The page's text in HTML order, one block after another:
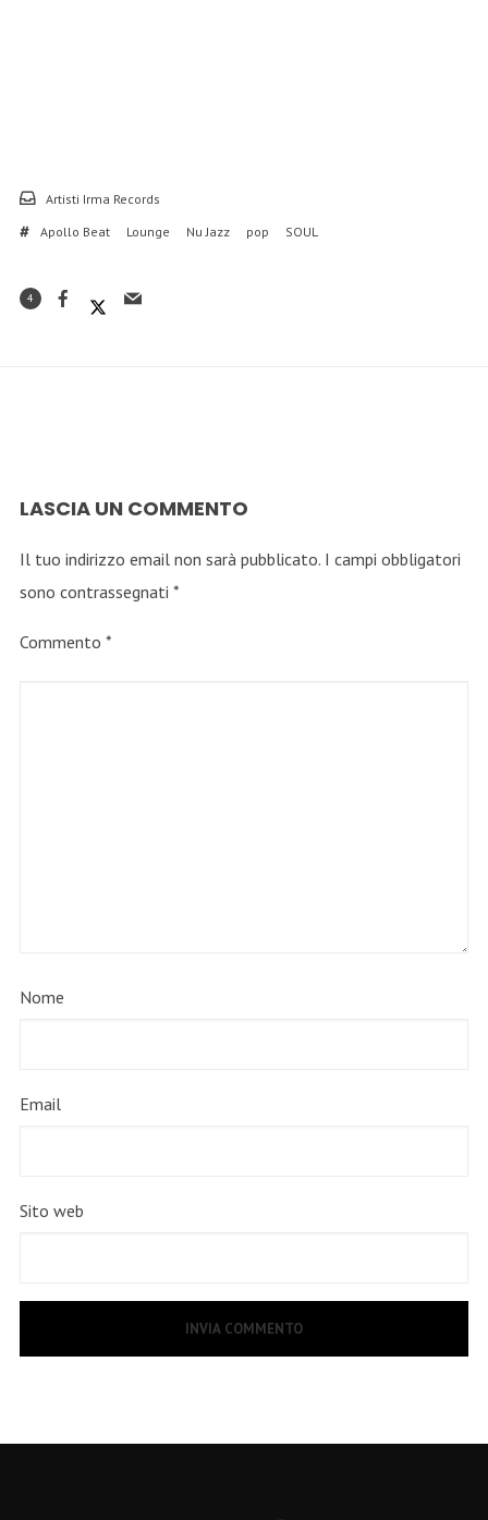
Artisti Irma Records
Apollo Beat
Lounge Nu Jazz pop SOUL
4
LASCIA UN COMMENTO
Il tuo indirizzo email non sarà pubblicato. I campi obbligatori
sono contrassegnati *
Commento *
Nome
Email
Sito web